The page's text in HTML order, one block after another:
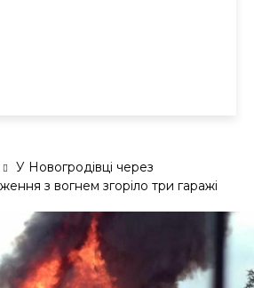
У Новогродівці через
з вогнем згоріло три гаражі